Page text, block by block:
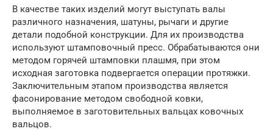
В качестве таких изделий могут выступать валы
различного назначения, шатуны, рычаги и другие
детали подобной конструкции. Для их производства
используют штамповочный пресс. Обрабатываются они
методом горячей штамповки плашмя, при этом
исходная заготовка подвергается операции протяжки.
Заключительным этапом производства является
фасонирование методом свободной ковки,
выполняемое в заготовительных вальцах ковочных
вальцов.